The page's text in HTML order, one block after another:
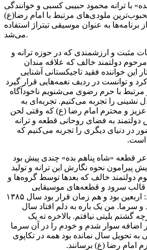
با ترانه محمود حبیبی کسبی و خوانندگی
ملودی‌های مرتبط با امام رضا(ع)
به عنوان موسیقی تیتراژ استفاده
می‌شد.
مثبت و ارزشمندی که در حوزه ترانه و
دولتمند خالف که علاقه مندان
این خواننده فقید تاجیکستانی آشنایی
کرد و توانست در ردیف نغمه‌هایی قرار گیرد
مرتبط با حرم رضوی می‌شنویم ناخودآگاه
نشینی را تجربه می‌کنیم. تجربه‌ای به
و محترم امام رضا (ع) که وقتی لحن
به فضای روحانی قطعه و ترانه
در دنیای دیگری را تجربه می‌کنیم که
است.
قطعه «شاه پناهم بده» چندی پیش بود
پیرامون نحوه نگارش این ترانه و تولید
دولتمند خالف که بعدها توسط گروه‌ها و
سرود و قطعه‌های موسیقایی
بازخوانی شد، توضیح داد: اربعین بود و هم زمان قرار بود سال ۱۳۸۵
سرما. من یک باره به دلم افتاد سال
گشتم بلیتی نیافتم. بالاخره ته یک
اضافه سوار شدم و خودم را در آن سرما
تحویل سال نمانده بود همه در تکاپوی
امام رضا (ع) برسانند.